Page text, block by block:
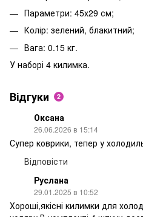
Параметри: 45х29 см;
Колір: зелений, блакитний;
Вага: 0.15 кг.
У наборі 4 килимка.
Відгуки 2
Оксана
26.06.2026 в 15:14
Супер коврики, тепер у
Відповісти
Руслана
29.01.2025 в 10:52
Хороші,якісні килимки для